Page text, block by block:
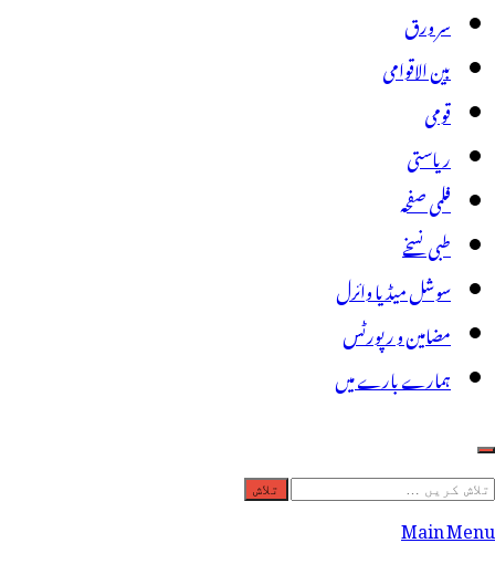
سر ورق
بین الاقوامی
قومی
ریاستی
فلمی صفحہ
طبی نسخے
سوشل میڈیا وائرل
مضامین و رپورٹس
ہمارے بارے میں
تلاش
کریں
Main Menu